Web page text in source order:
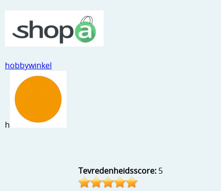
Snijmaterialen
Speciaal papier
Stans machine en embossing machines
Stempels en zo
Template, mask, stencils, grids
Wat nog, een creatief kijkje
hobbywinkel
h
Tevredenheidsscore: 5